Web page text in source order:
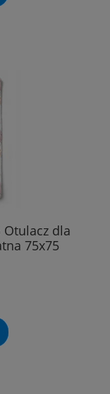
Otulacz dla
75x75